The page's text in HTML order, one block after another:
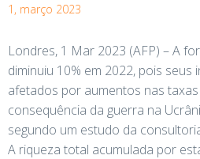
1, março 2023
Londres, 1 Mar 2023 (AFP) – A
diminuiu 10% em 2022, pois seus
afetados por aumentos nas
consequência da guerra na
segundo um estudo da
A riqueza total acumulada por